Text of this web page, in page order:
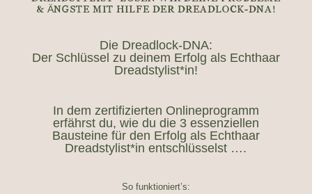
& ÄNGSTE MIT HILFE DER DREADLOCK-DNA!
Die Dreadlock-DNA:
Der Schlüssel zu deinem Erfolg als Echthaar
Dreadstylist*in!
In dem zertifizierten Onlineprogramm
erfährst du, wie du die 3 essenziellen
Bausteine für den Erfolg als Echthaar
Dreadstylist*in entschlüsselst ….
So funktioniert’s: